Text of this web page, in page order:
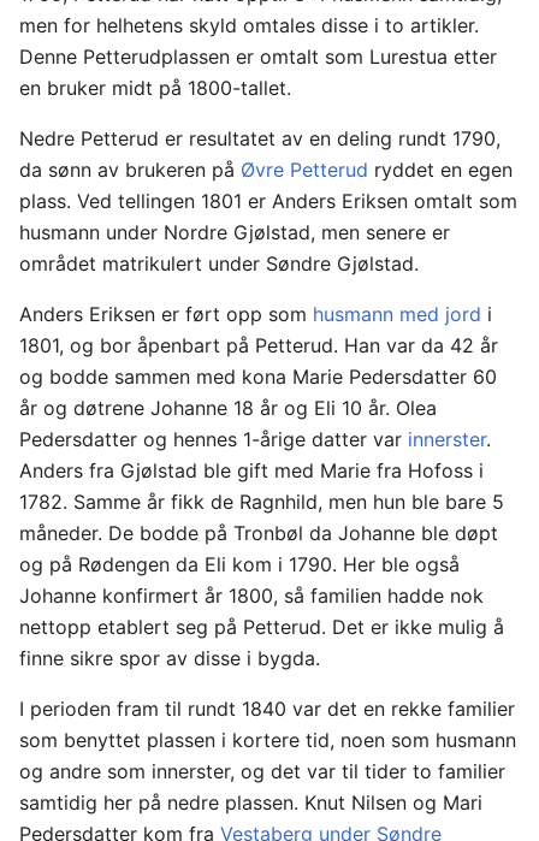
men for helhetens skyld omtales disse i to artikler.
Denne Petterudplassen er omtalt som Lurestua etter
en bruker midt på 1800-tallet.
Nedre Petterud er resultatet av en deling rundt 1790,
da sønn av brukeren på Øvre Petterud ryddet en egen
plass. Ved tellingen 1801 er Anders Eriksen omtalt som
husmann under Nordre Gjølstad, men senere er
området matrikulert under Søndre Gjølstad.
Anders Eriksen er ført opp som husmann med jord i
1801, og bor åpenbart på Petterud. Han var da 42 år
og bodde sammen med kona Marie Pedersdatter 60
år og døtrene Johanne 18 år og Eli 10 år. Olea
Pedersdatter og hennes 1-årige datter var innerster.
Anders fra Gjølstad ble gift med Marie fra Hofoss i
1782. Samme år fikk de Ragnhild, men hun ble bare 5
måneder. De bodde på Tronbøl da Johanne ble døpt
og på Rødengen da Eli kom i 1790. Her ble også
Johanne konfirmert år 1800, så familien hadde nok
nettopp etablert seg på Petterud. Det er ikke mulig å
finne sikre spor av disse i bygda.
I perioden fram til rundt 1840 var det en rekke familier
som benyttet plassen i kortere tid, noen som husmann
og andre som innerster, og det var til tider to familier
samtidig her på nedre plassen. Knut Nilsen og Mari
Pedersdatter kom fra Vestaberg under Søndre